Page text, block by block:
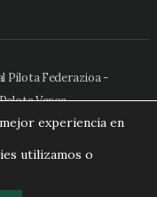
Pilota Federazioa -
Vasca
experiencia en
utilizamos o